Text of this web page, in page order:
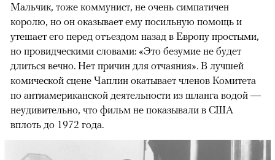
Мальчик, тоже коммунист, не очень симпатичен
королю, но он оказывает ему посильную помощь и
утешает его перед отъездом назад в Европу простыми,
но провидческими словами: «Это безумие не будет
длиться вечно. Нет причин для отчаяния». В лучшей
комической сцене Чаплин окатывает членов Комитета
по антиамериканской деятельности из шланга водой —
неудивительно, что фильм не показывали в США
вплоть до 1972 года.